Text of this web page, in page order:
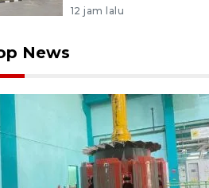
12 jam lalu
News